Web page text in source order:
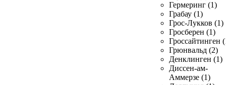
Гермеринг (1)
Грабау (1)
Грос-Лукков (1)
Гросберен (1)
Гроссайтинген
Грюнвальд (2)
Денклинген (1)
Диссен-ам-
Аммерзе (1)